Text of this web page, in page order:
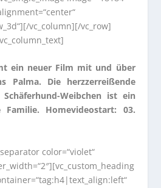
vc_column][/vc_row]
ein neuer Film mit und über
Palma. Die herzzerreißende
Weibchen ist ein
Homevideostart: 03.
color=“violet“